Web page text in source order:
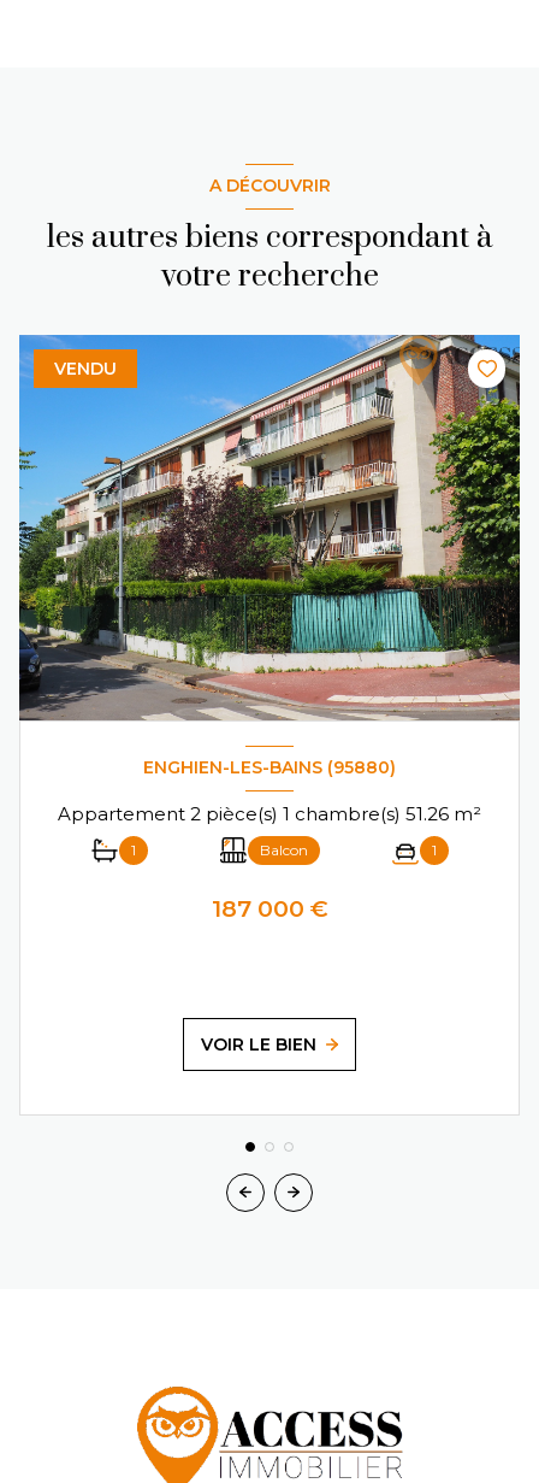
A DÉCOUVRIR
les autres biens correspondant à
votre recherche
VENDU
ENGHIEN-LES-BAINS (95880)
Appartement 2 pièce(s) 1 chambre(s) 51.26 m²
1 Balcon 1
187 000 €
VOIR LE BIEN